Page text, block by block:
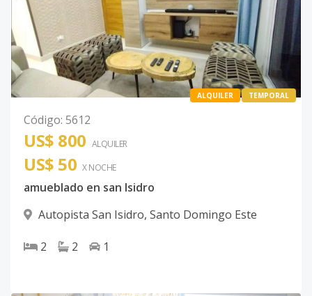
ALQUILER TEMPORAL
Código: 5612
US$ 800 ALQUILER
US$ 50 X NOCHE
amueblado en san Isidro
Autopista San Isidro, Santo Domingo Este
2 2 1